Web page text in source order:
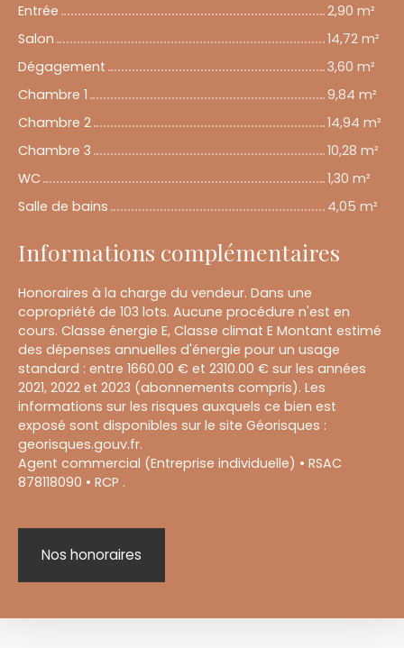
Entrée
2,90 m²
Salon
14,72 m²
Dégagement
3,60 m²
Chambre 1
9,84 m²
Chambre 2
14,94 m²
Chambre 3
10,28 m²
WC
1,30 m²
Salle de bains
4,05 m²
Informations complémentaires
Honoraires à la charge du vendeur. Dans une
copropriété de 103 lots. Aucune procédure n'est en
cours. Classe énergie E, Classe climat E Montant estimé
des dépenses annuelles d'énergie pour un usage
standard : entre 1660.00 € et 2310.00 € sur les années
2021, 2022 et 2023 (abonnements compris). Les
informations sur les risques auxquels ce bien est
exposé sont disponibles sur le site Géorisques :
georisques.gouv.fr.
Agent commercial (Entreprise individuelle) • RSAC
878118090 • RCP .
Nos honoraires